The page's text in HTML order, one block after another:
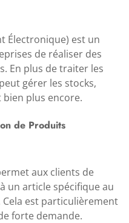
Électronique) est un
de réaliser des
En plus de traiter les
gérer les stocks,
plus encore.
de Produits
aux clients de
un article spécifique au
est particulièrement
forte demande.